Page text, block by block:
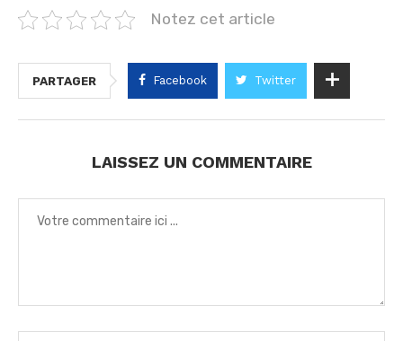
Notez cet article
PARTAGER Facebook Twitter
LAISSEZ UN COMMENTAIRE